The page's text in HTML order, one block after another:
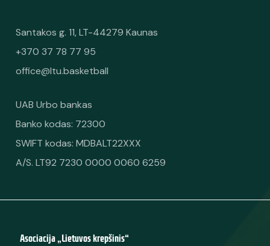
Santakos g. 11, LT-44279 Kaunas
+370 37 78 77 95
office@ltu.basketball
UAB Urbo bankas
Banko kodas: 72300
SWIFT kodas: MDBALT22XXX
A/S. LT92 7230 0000 0060 6259
Asociacija „Lietuvos krepšinis“